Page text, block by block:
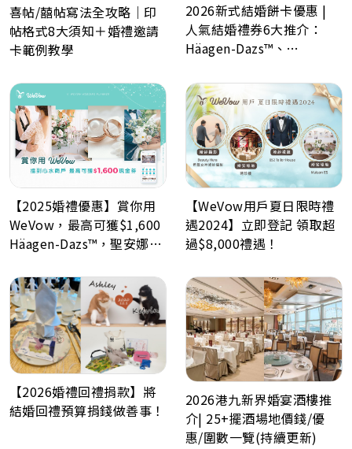
喜帖/囍帖寫法全攻略｜印
帖格式8大須知＋婚禮邀請
卡範例教學
2026新式結婚餅卡優惠 |
人氣結婚禮券6大推介：
Häagen-Dazs™、
Lafayet、Lucullus 龍島
【2025婚禮優惠】賞你用
WeVow，最高可獲$1,600
Häagen-Dazs™，聖安娜餅
【WeVow用戶夏日限時禮
遇2024】立即登記 領取超
過$8,000禮遇！
【2026婚禮回禮捐款】將
結婚回禮預算捐錢做善事！
2026港九新界婚宴酒樓推
介| 25+擺酒場地價錢/優
惠/圍數一覽(持續更新)